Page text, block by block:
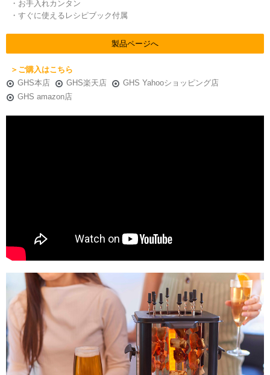
・お手入れカンタン
・すぐに使えるレシピブック付属
製品ページへ
＞ご購入はこちら
GHS本店
GHS楽天店
GHS Yahooショッピング店
GHS amazon店